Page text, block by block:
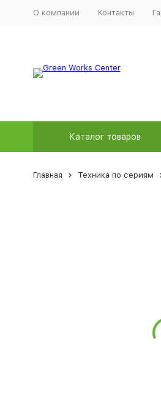
О компании Контакты
Каталог товаров
Главная Техника по сериям